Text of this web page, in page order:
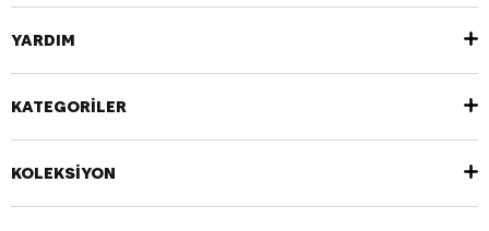
YARDIM
KATEGORİLER
KOLEKSİYON